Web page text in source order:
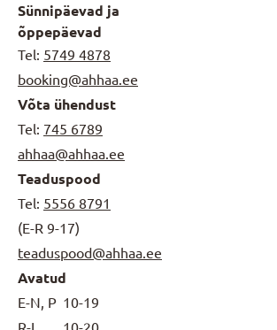
Sünnipäevad ja
õppepäevad
Tel: 5749 4878
booking@ahhaa.ee
Võta ühendust
Tel: 745 6789
ahhaa@ahhaa.ee
Teaduspood
Tel: 5556 8791
(E-R 9-17)
teaduspood@ahhaa.ee
Avatud
E-N, P 10-19